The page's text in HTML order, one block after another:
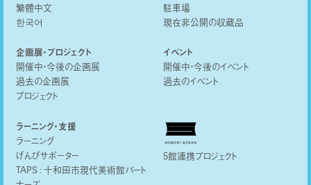
繁體中文
한국어
駐車場
現在非公開の収蔵品
企画展・プロジェクト
開催中・今後の企画展
過去の企画展
プロジェクト
イベント
開催中・今後のイベント
過去のイベント
ラーニング・支援
ラーニング
げんびサポーター
TAPS : 十和田市現代美術館パート
5館連携プロジェクト